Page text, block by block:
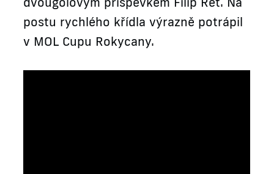
postu rychlého křídla výrazně potrápil
v MOL Cupu Rokycany.